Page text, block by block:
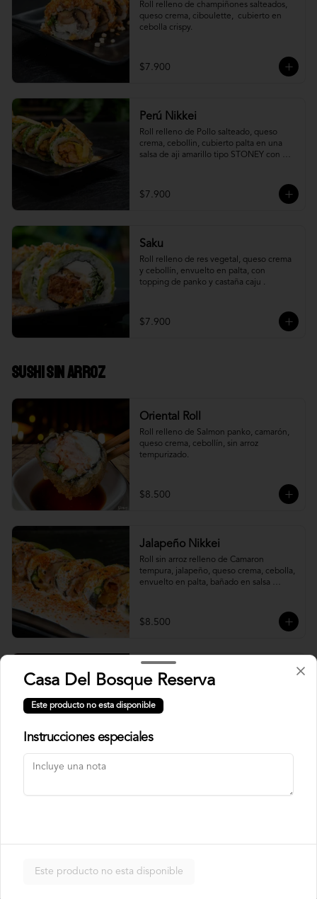
​Roll relleno de champiñones salteados,
queso crema, ciboulette,  cubierto en
cebolla crispy.
$7.900
Perú Nikkei
Roll relleno de Pollo salteado, queso
crema, cebollin, cubierto palta en una
salsa de aji amarillo tipo STONEY con
$7.900
Saku
Roll relleno de res vegetal, queso crema
y cebollín, envuelto en palta, con
topping de panko y castaña caju .
$7.900
Sushi Sin Arroz
Oriental Roll
Roll relleno de Salmon panko, camarón,
queso crema, cebollín, sin arroz
tempurizado.
$8.500
Jalapeño Nikkei
Roll sin arroz relleno de Camaron
tempura, jalapeño, queso crema, cebolla,
envuelto en palta, bañado en salsa
$8.500
Usuba
Roll relleno de salmón, camarón, queso
crema y plata, envuelto en laminas de
salmón fresco.
Korean Roll
$8.500
Casa Del Bosque Reserva
Este producto no esta disponible
Instrucciones especiales
Este producto no esta disponible